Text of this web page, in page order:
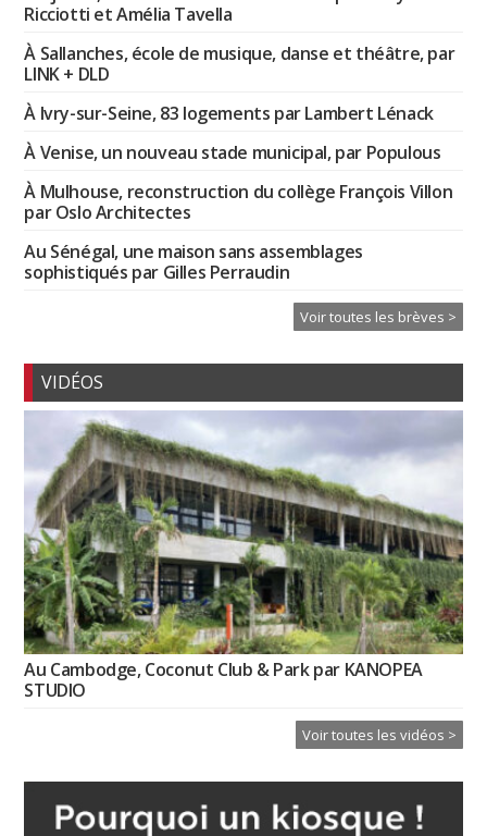
Ricciotti et Amélia Tavella
À Sallanches, école de musique, danse et théâtre, par
LINK + DLD
À Ivry-sur-Seine, 83 logements par Lambert Lénack
À Venise, un nouveau stade municipal, par Populous
À Mulhouse, reconstruction du collège François Villon
par Oslo Architectes
Au Sénégal, une maison sans assemblages
sophistiqués par Gilles Perraudin
Voir toutes les brèves >
VIDÉOS
Au Cambodge, Coconut Club & Park par KANOPEA
STUDIO
Voir toutes les vidéos >